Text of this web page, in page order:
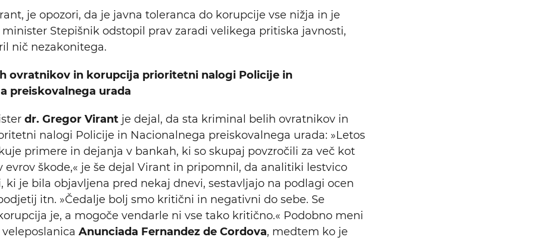
je opozori, da je javna toleranca do korupcije vse nižja in je
Stepišnik odstopil prav zaradi velikega pritiska javnosti,
nič nezakonitega.
ovratnikov in korupcija prioritetni nalogi Policije in
preiskovalnega urada
dr. Gregor Virant je dejal, da sta kriminal belih ovratnikov in
nalogi Policije in Nacionalnega preiskovalnega urada: »Letos
primere in dejanja v bankah, ki so skupaj povzročili za več kot
evrov škode,« je še dejal Virant in pripomnil, da analitiki lestvico
ki je bila objavljena pred nekaj dnevi, sestavljajo na podlagi ocen
itn. »Čedalje bolj smo kritični in negativni do sebe. Se
je, a mogoče vendarle ni vse tako kritično.« Podobno meni
Anunciada Fernandez de Cordova, medtem ko je